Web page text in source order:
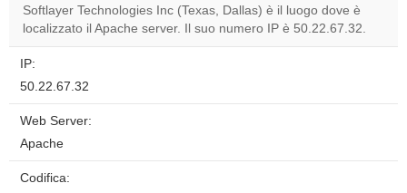
Do you
own this
OK
Softlayer Technologies Inc (Texas, Dallas) è il luogo dove è
localizzato il Apache server. Il suo numero IP è 50.22.67.32.
IP:
50.22.67.32
Web Server:
Apache
Codifica: